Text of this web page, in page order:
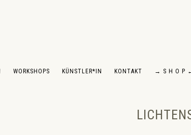
WORKSHOPS KÜNSTLER*IN KONTAKT → S H O P